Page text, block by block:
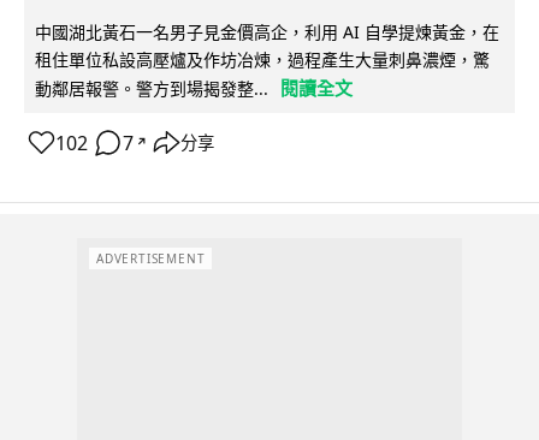
中國湖北黃石一名男子見金價高企，利用 AI 自學提煉黃金，在
租住單位私設高壓爐及作坊冶煉，過程產生大量刺鼻濃煙，驚
動鄰居報警。警方到場揭發整...
閱讀全文
102 7 ↗ 分享
ADVERTISEMENT